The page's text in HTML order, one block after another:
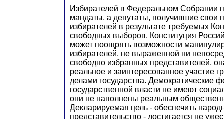
Избирателей в Федеральном Собрании
мандаты, а депутаты, получившие свои
избирателей в результате требуемых
свободных выборов. Конституция
может поощрять возможности
избирателей, не выраженной ни
свободно избранных представителей,
реальное и заинтересованное участие
делами государства. Демократические
государственной власти не имеют
они не наполнены реальным
Декларируемая цель - обеспечить
представительство - достигается не